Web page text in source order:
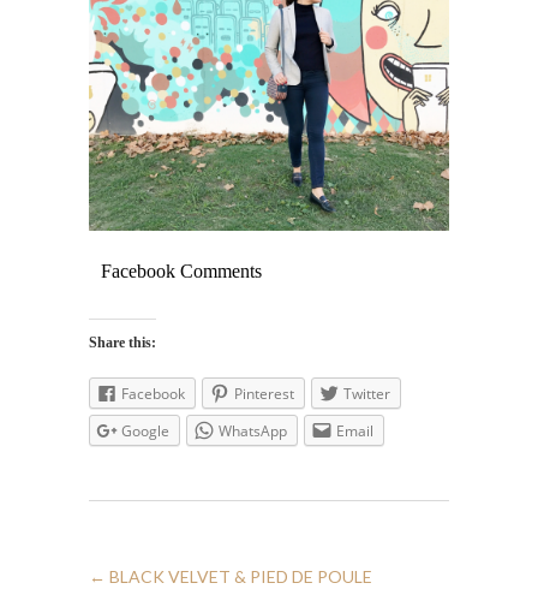
Facebook Comments
Share this:
Facebook Pinterest
Twitter
Google
WhatsApp Email
← BLACK VELVET & PIED DE POULE